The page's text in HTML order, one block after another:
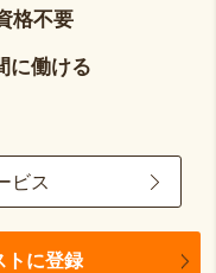
格不要
に働ける
ビス
トに登録